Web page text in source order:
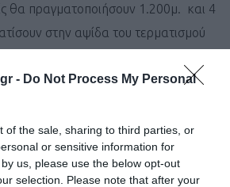
- Do Not Process My Personal
of the sale, sharing to third parties, or
or sensitive information for
us, please use the below opt-out
selection. Please note that after your
θα πραγματοποιήσουν 1.200μ. και 4
στην αψίδα του τερματισμού
περιμετρικά του υδάτινου στίβου
Σχοινιά. Οι δρομείς των 10
την αψίδα της New Balance, θα